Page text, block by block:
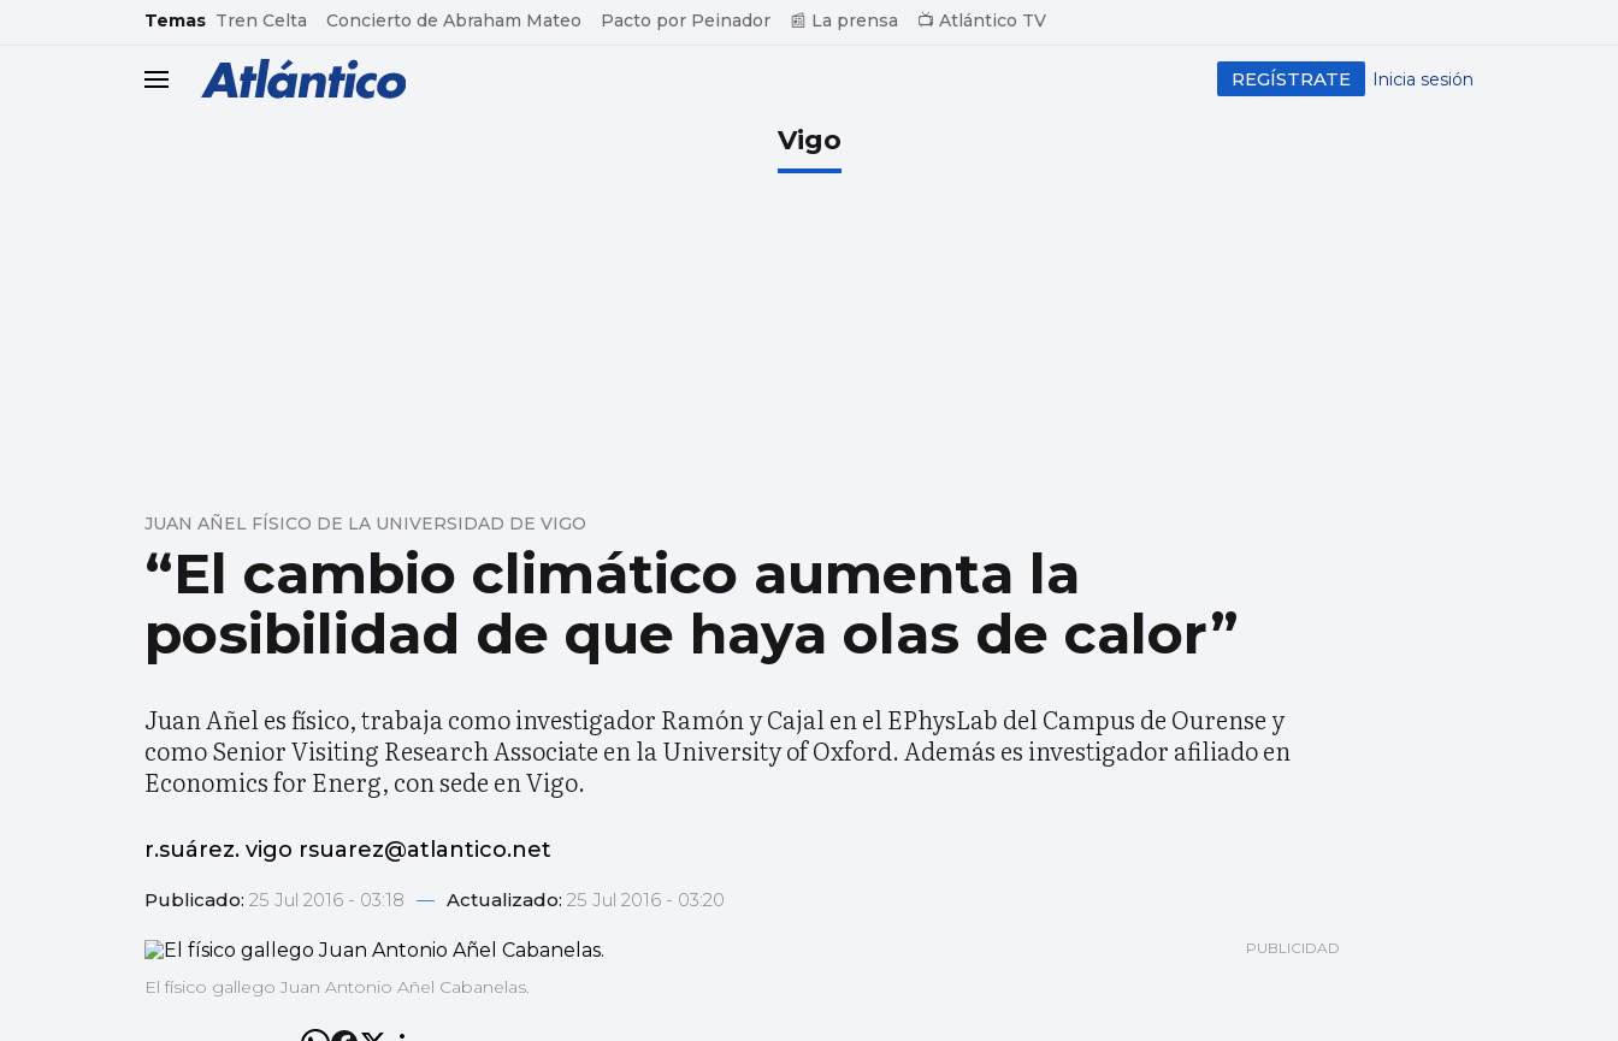
common.go-to-content
Temas Tren Celta Concierto de Abraham Mateo Pacto por Peinador 📰 La prensa 📺 Atlántico TV
header.menu.open Inicia sesión
REGÍSTRATE
Vigo
“El cambio climático aumenta la
posibilidad de que haya olas de calor”
JUAN AÑEL FÍSICO DE LA UNIVERSIDAD DE VIGO
Juan Añel es físico, trabaja como investigador Ramón y Cajal en el EPhysLab del Campus de Ourense y
como Senior Visiting Research Associate en la University of Oxford. Además es investigador afiliado en
Economics for Energ, con sede en Vigo.
r.suárez. vigo rsuarez@atlantico.net
Publicado: 25 Jul 2016 - 03:18 — Actualizado: 25 Jul 2016 - 03:20
El físico gallego Juan Antonio Añel Cabanelas.